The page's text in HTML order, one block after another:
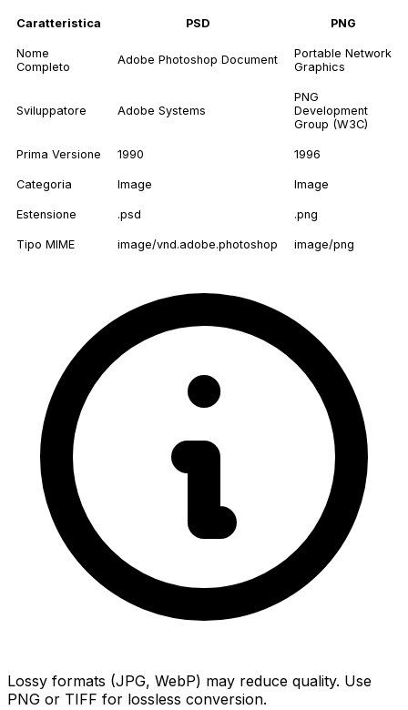
Caratteristica PSD PNG
Nome
Completo
Adobe Photoshop Document
Portable Network
Graphics
Sviluppatore Adobe Systems
PNG
Development
Group (W3C)
Prima Versione 1990 1996
Categoria Image Image
Estensione .psd .png
Tipo MIME image/vnd.adobe.photoshop image/png
Lossy formats (JPG, WebP) may reduce quality. Use
PNG or TIFF for lossless conversion.